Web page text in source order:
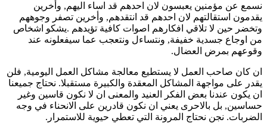
نسمع عن مؤمنين يعبسون لان احدهم قد اساء اليهم, وأخرين
يقدمون استقالتهم لان احدهم قد انتقدهم, وأخرين تصفر وجوههم
وتخضر حين لا تلاقي افكارهم اصوات كافية تؤيدهم .يشكو اشخاص
من اوجاع جسدية خفيفة, ونتساءل ونتعجب عما سيفعلونه عند
وقوعهم بمرض العضال.
ان كان صاحب العمل لا يستطيع معالجة مشاكل العمل اليومية, فلن
يقدر على مواجهة المشاكل المعقدة والكبيرة مستقبلا. نحتاج جميعنا
ان يكون عندنا بعض الفكر العنيد والمعنى ان لا نكون قاسين وغير
حساسين, بل بالاحرى يعني ان نكون قادرين على الانحناء في وجه
الضربات. نجن نحتاج المرونة التي تعطي حيوية للاستمرار.